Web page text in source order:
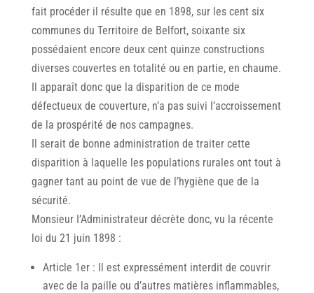
fait procéder il résulte que en 1898, sur les cent six
communes du Territoire de Belfort, soixante six
possédaient encore deux cent quinze constructions
diverses couvertes en totalité ou en partie, en chaume.
Il apparaît donc que la disparition de ce mode
défectueux de couverture, n’a pas suivi I’accroissement
de la prospérité de nos campagnes.
Il serait de bonne administration de traiter cette
disparition à laquelle les populations rurales ont tout à
gagner tant au point de vue de l’hygiène que de la
sécurité.
Monsieur I’Administrateur décrète donc, vu la récente
loi du 21 juin 1898 :
Article 1er : Il est expressément interdit de couvrir
avec de la paille ou d’autres matières inflammables,